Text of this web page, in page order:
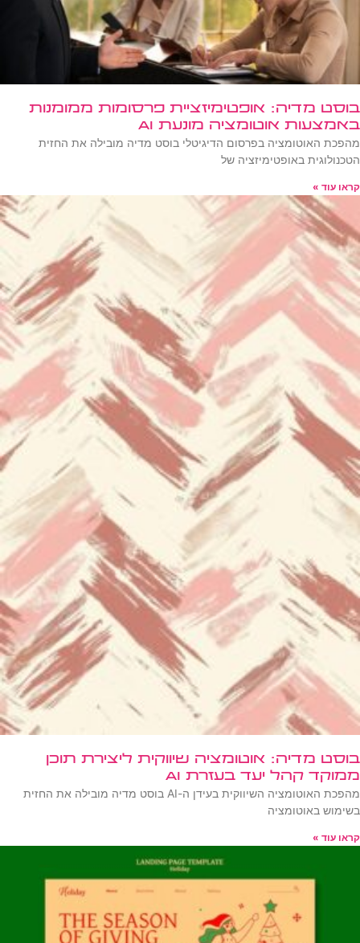
בוסט מדיה: אופטימיזציית פרסומות ממומנות
באמצעות אוטומציה מונעת AI
מהפכת האוטומציה בפרסום הדיגיטלי בוסט מדיה מובילה את החזית
הטכנולוגית באופטימיזציה של
קראו עוד »
בוסט מדיה: אוטומציה שיווקית ליצירת תוכן
ממוקד קהל יעד בעזרת AI
מהפכת האוטומציה השיווקית בעידן ה-AI בוסט מדיה מובילה את החזית
בשימוש באוטומציה
קראו עוד »